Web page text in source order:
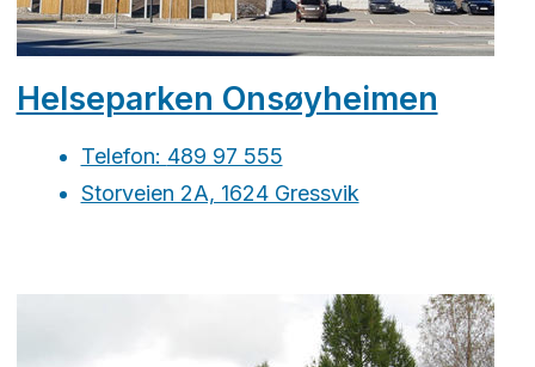
Helseparken Onsøyheimen
Telefon: 489 97 555
Storveien 2A, 1624 Gressvik